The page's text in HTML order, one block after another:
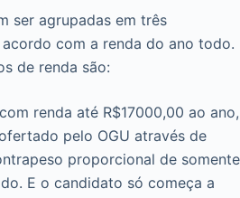
ser agrupadas em três
com a renda do ano todo.
de renda são:
renda até R$17000,00 ao ano,
pelo OGU através de
proporcional de somente
E o candidato só começa a